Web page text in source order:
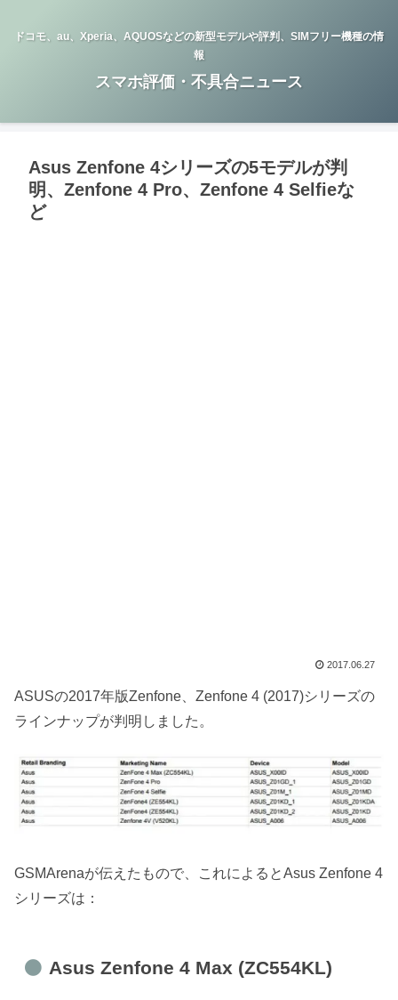
ドコモ、au、Xperia、AQUOSなどの新型モデルや評判、SIMフリー機種の情
報
スマホ評価・不具合ニュース
Asus Zenfone 4シリーズの5モデルが判
明、Zenfone 4 Pro、Zenfone 4 Selfieな
ど
2017.06.27
ASUSの2017年版Zenfone、Zenfone 4 (2017)シリーズの
ラインナップが判明しました。
GSMArenaが伝えたもので、これによるとAsus Zenfone 4
シリーズは：
Asus Zenfone 4 Max (ZC554KL)